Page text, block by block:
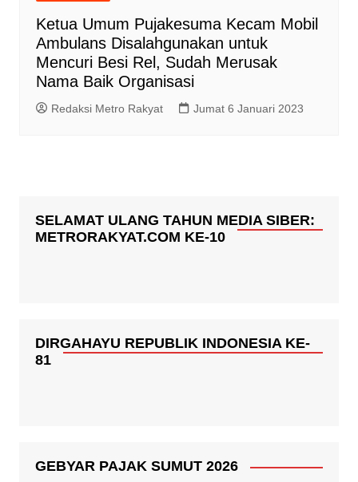
Ketua Umum Pujakesuma Kecam Mobil
Ambulans Disalahgunakan untuk
Mencuri Besi Rel, Sudah Merusak
Nama Baik Organisasi
Redaksi Metro Rakyat Jumat 6 Januari 2023
SELAMAT ULANG TAHUN MEDIA SIBER:
METRORAKYAT.COM KE-10
DIRGAHAYU REPUBLIK INDONESIA KE-
81
GEBYAR PAJAK SUMUT 2026